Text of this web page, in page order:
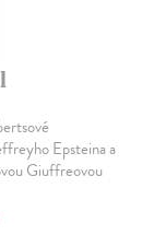
Epsteina a
Giuffreovou